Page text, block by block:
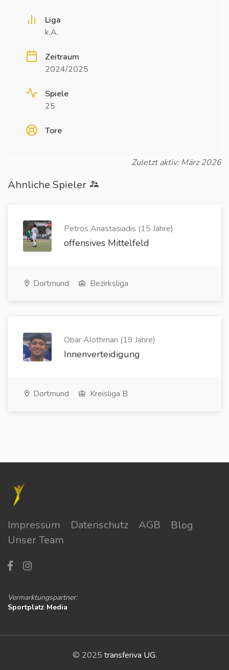
Liga
k.A.
Zeitraum
2024/2025
Spiele
25
Tore
Zuletzt aktiv: März 2026
Ähnliche Spieler
Petros Anastasiadis (15 Jahre)
offensives Mittelfeld
Dortmund Bezirksliga
Obar Alothman (19 Jahre)
Innenverteidigung
Dortmund Kreisliga B
Impressum Datenschutz AGB
Blog
Unser Team
Vermarktungspartner:
Sportplatz Media
© 2025 transferiva UG.